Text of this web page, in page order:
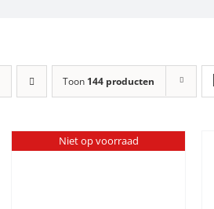
Toon 144 producten
Niet op voorraad